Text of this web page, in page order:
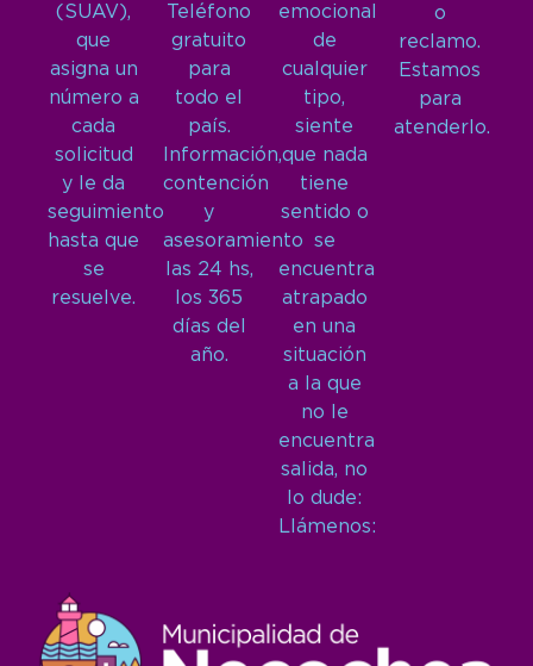
(SUAV),
que
asigna un
número a
cada
solicitud
y le da
seguimiento
hasta que
se
resuelve.
Teléfono
gratuito
para
todo el
país.
Información,
contención
y
asesoramiento
las 24 hs,
los 365
días del
año.
emocional
de
cualquier
tipo,
siente
que nada
tiene
sentido o
se
encuentra
atrapado
en una
situación
a la que
no le
encuentra
salida, no
lo dude:
Llámenos:
o
reclamo.
Estamos
para
atenderlo.